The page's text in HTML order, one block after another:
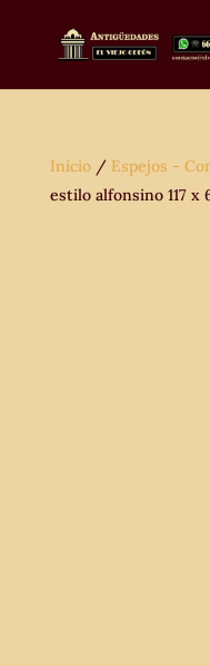
Inicio/ Espejos -
estilo alfonsino 117 x